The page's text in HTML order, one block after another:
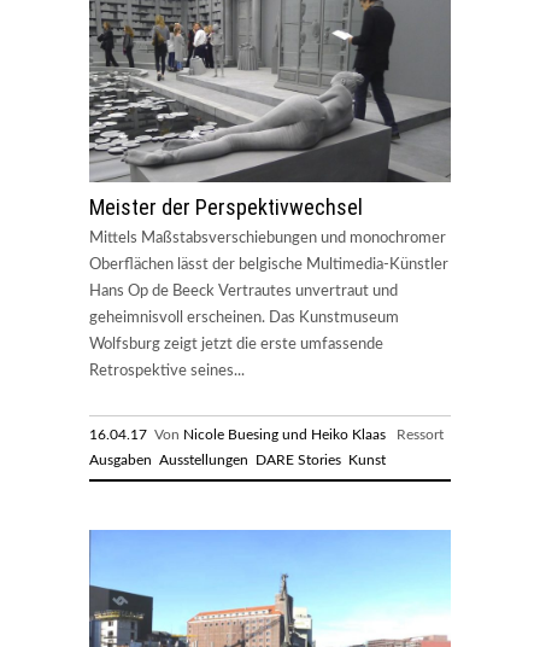
Meister der Perspektivwechsel
Mittels Maßstabsverschiebungen und monochromer
Oberflächen lässt der belgische Multimedia-Künstler
Hans Op de Beeck Vertrautes unvertraut und
geheimnisvoll erscheinen. Das Kunstmuseum
Wolfsburg zeigt jetzt die erste umfassende
Retrospektive seines...
16.04.17 Von Nicole Buesing und Heiko Klaas Ressort
Ausgaben Ausstellungen DARE Stories Kunst